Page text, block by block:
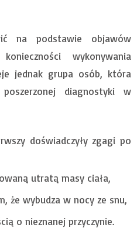
na podstawie objawów
wykonywania
jednak grupa osób, która
diagnostyki w
doświadczyły zgagi po
utratą masy ciała,
że wybudza w nocy ze snu,
o nieznanej przyczynie.